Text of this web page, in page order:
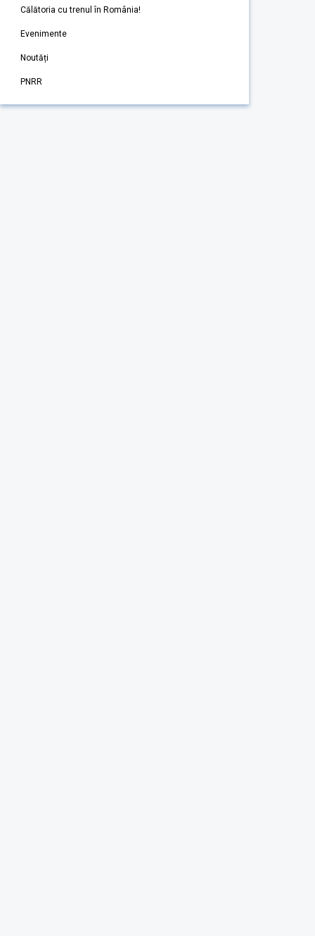
Călătoria cu trenul în România!
Evenimente
Noutăți
PNRR